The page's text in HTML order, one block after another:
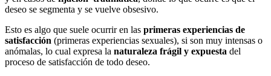
deseo se segmenta y se vuelve obsesivo.
Esto es algo que suele ocurrir en las primeras experiencias de
satisfacción (primeras experiencias sexuales), si son muy intensas o
anómalas, lo cual expresa la naturaleza frágil y expuesta del
proceso de satisfacción de todo deseo.